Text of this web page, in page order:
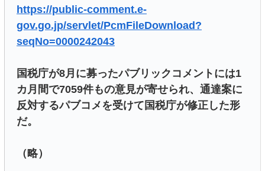
https://public-comment.e-
gov.go.jp/servlet/PcmFileDownload?
seqNo=0000242043
国税庁が8月に募ったパブリックコメントには1
カ月間で7059件もの意見が寄せられ、通達案に
反対するパブコメを受けて国税庁が修正した形
だ。
（略）